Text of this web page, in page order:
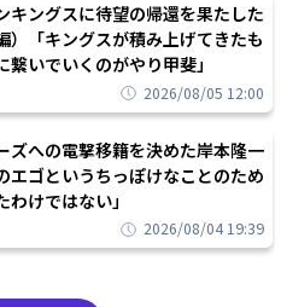
キングスに待望の帰還を果たした
）「キングスが積み上げてきたも
繋いでいくのがやり甲斐」
2026/08/05 12:00
ズへの電撃移籍を決めた岸本隆一
エゴというちっぽけなことのため
けではない」
2026/08/04 19:39